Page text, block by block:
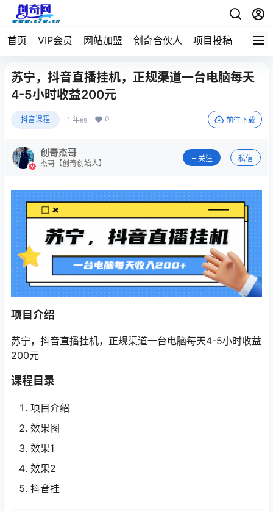
首页 VIP会员 网站加盟 创奇合伙人 项目投稿
苏宁，抖音直播挂机，正规渠道一台电脑每天
4-5小时收益200元
抖音课程 1 年前 0 前往下载
创奇杰哥
杰哥【创奇创始人】
关注 私信
项目介绍
苏宁，抖音直播挂机，正规渠道一台电脑每天4-5小时收益
200元
课程目录
项目介绍
效果图
效果1
效果2
抖音挂